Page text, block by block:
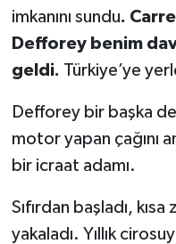
imkanını sundu.
Defforey benim
geldi. Türkiye’ye
Defforey bir başka
motor yapan çağını
bir icraat adamı.
Sıfırdan başladı,
yakaladı. Yıllık